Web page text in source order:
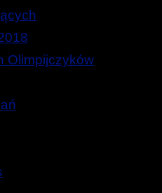
Olimpijczyków